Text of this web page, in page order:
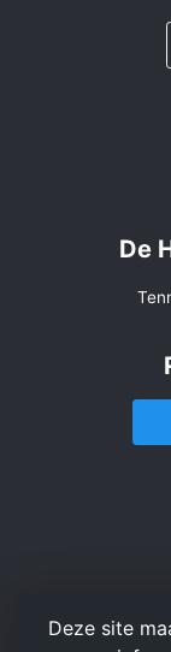
De
Deze site